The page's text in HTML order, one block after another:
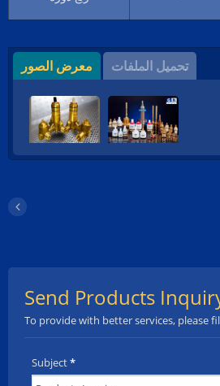
معرض الصور تحميل الملفات